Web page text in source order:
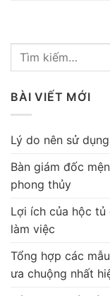
BÀI VIẾT MỚI
Lý do nên sử
Bàn giám đốc
phong thủy
Lợi ích của hộc
làm việc
Tổng hợp các
ưa chuộng nhất